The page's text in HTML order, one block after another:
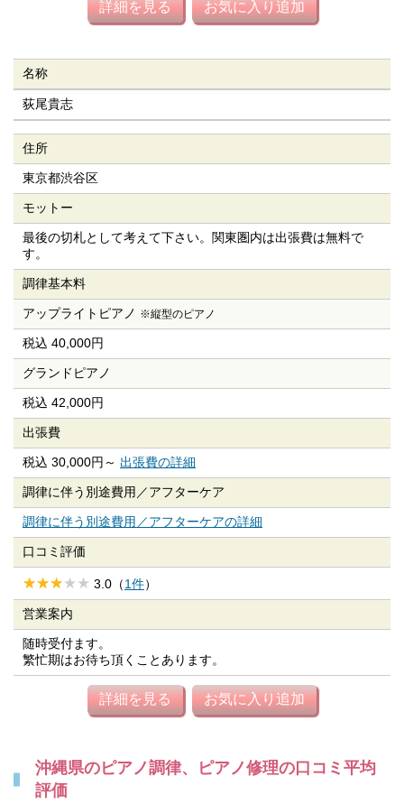
詳細を見る お気に入り追加
名称
荻尾貴志
住所
東京都渋谷区
モットー
最後の切札として考えて下さい。関東圏内は出張費は無料で
す。
調律基本料
アップライトピアノ ※縦型のピアノ
税込 40,000円
グランドピアノ
税込 42,000円
出張費
税込 30,000円～ 出張費の詳細
調律に伴う別途費用／アフターケア
調律に伴う別途費用／アフターケアの詳細
口コミ評価
3.0（1件）
営業案内
随時受付ます。
繁忙期はお待ち頂くことあります。
詳細を見る お気に入り追加
沖縄県のピアノ調律、ピアノ修理の口コミ平均
評価